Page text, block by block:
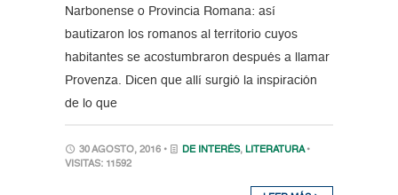
Narbonense o Provincia Romana: así
bautizaron los romanos al territorio cuyos
habitantes se acostumbraron después a llamar
Provenza. Dicen que allí surgió la inspiración
de lo que
30 AGOSTO, 2016 • DE INTERÉS, LITERATURA •
VISITAS: 11592